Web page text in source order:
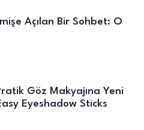
Açılan Bir Sohbet: O
Göz Makyajına Yeni
Eyeshadow Sticks